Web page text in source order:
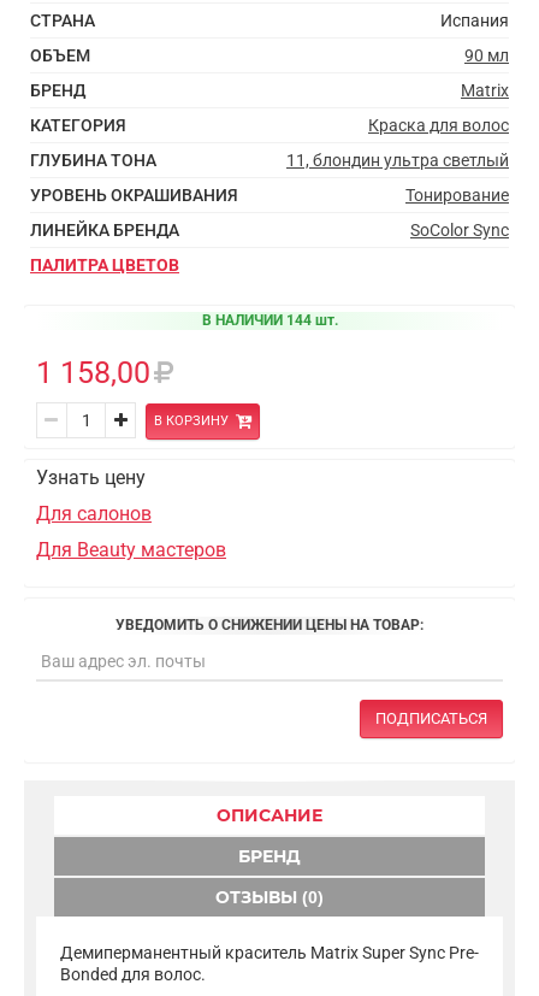
СТРАНА
Испания
ОБЪЕМ
90 мл
БРЕНД
Matrix
КАТЕГОРИЯ
Краска для волос
ГЛУБИНА ТОНА
11, блондин ультра светлый
УРОВЕНЬ ОКРАШИВАНИЯ
Тонирование
ЛИНЕЙКА БРЕНДА
SoColor Sync
ПАЛИТРА ЦВЕТОВ
В НАЛИЧИИ 144 шт.
1 158,00
В КОРЗИНУ
Узнать цену
Для салонов
Для Beauty мастеров
УВЕДОМИТЬ О СНИЖЕНИИ ЦЕНЫ НА ТОВАР:
ПОДПИСАТЬСЯ
ОПИСАНИЕ
БРЕНД
ОТЗЫВЫ (0)
Демиперманентный краситель Matrix Super Sync Pre-
Bonded для волос.